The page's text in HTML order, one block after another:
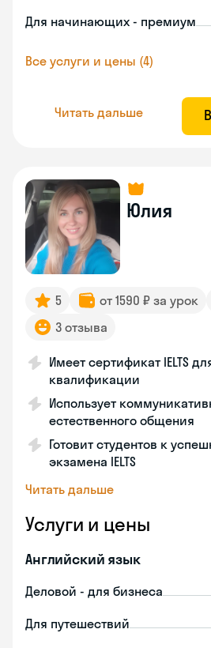
Для начинающих - премиум
Все услуги и цены (4)
Читать дальше
Юлия
5 от 1590 ₽ за урок
3 отзыва
Имеет сертификат IELTS
квалификации
Использует
естественного общения
Готовит студентов к
экзамена IELTS
Читать дальше
Услуги и цены
Английский язык
Деловой - для бизнеса
Для путешествий